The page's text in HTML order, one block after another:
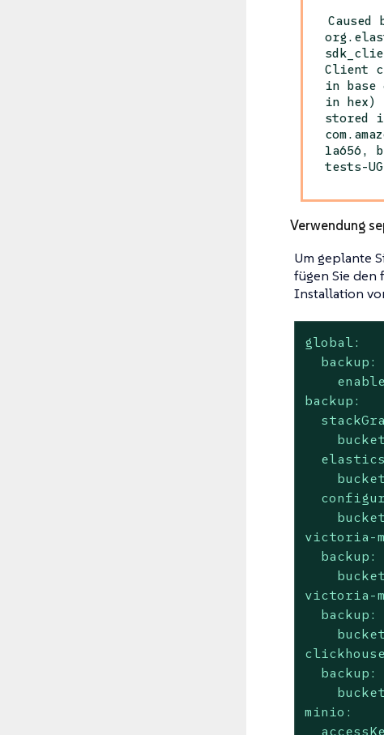
Caused
Client
in base
in hex)
stored
1a656,
tests-
Verwendung
Um geplante
fügen Sie den
Installation
global:
backup:
backup:
victoria-
backup:
victoria-
backup:
backup:
minio: